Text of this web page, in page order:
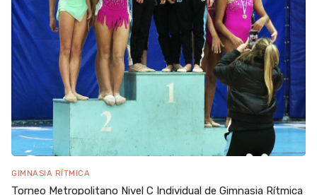
GIMNASIA RÍTMICA
Torneo Metropolitano Nivel C Individual de Gimnasia Rítmica